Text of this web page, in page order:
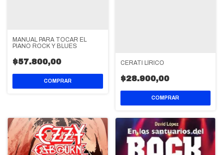
MANUAL PARA TOCAR EL
PIANO ROCK Y BLUES
$57.800,00 CERATI LÍRICO
$28.900,00